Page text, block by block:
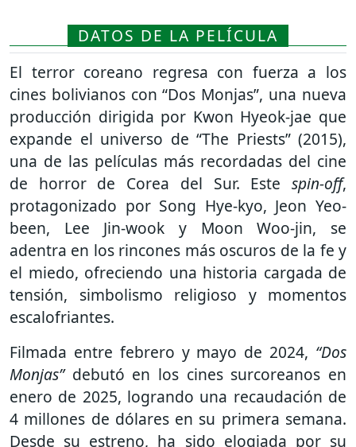
DATOS DE LA PELÍCULA
El terror coreano regresa con fuerza a los
cines bolivianos con “Dos Monjas”, una nueva
producción dirigida por Kwon Hyeok-jae que
expande el universo de “The Priests” (2015),
una de las películas más recordadas del cine
de horror de Corea del Sur. Este spin-off,
protagonizado por Song Hye-kyo, Jeon Yeo-
been, Lee Jin-wook y Moon Woo-jin, se
adentra en los rincones más oscuros de la fe y
el miedo, ofreciendo una historia cargada de
tensión, simbolismo religioso y momentos
escalofriantes.
Filmada entre febrero y mayo de 2024, “Dos
Monjas”debutó en los cines surcoreanos en
enero de 2025, logrando una recaudación de
4 millones de dólares en su primera semana.
Desde su estreno, ha sido elogiada por su